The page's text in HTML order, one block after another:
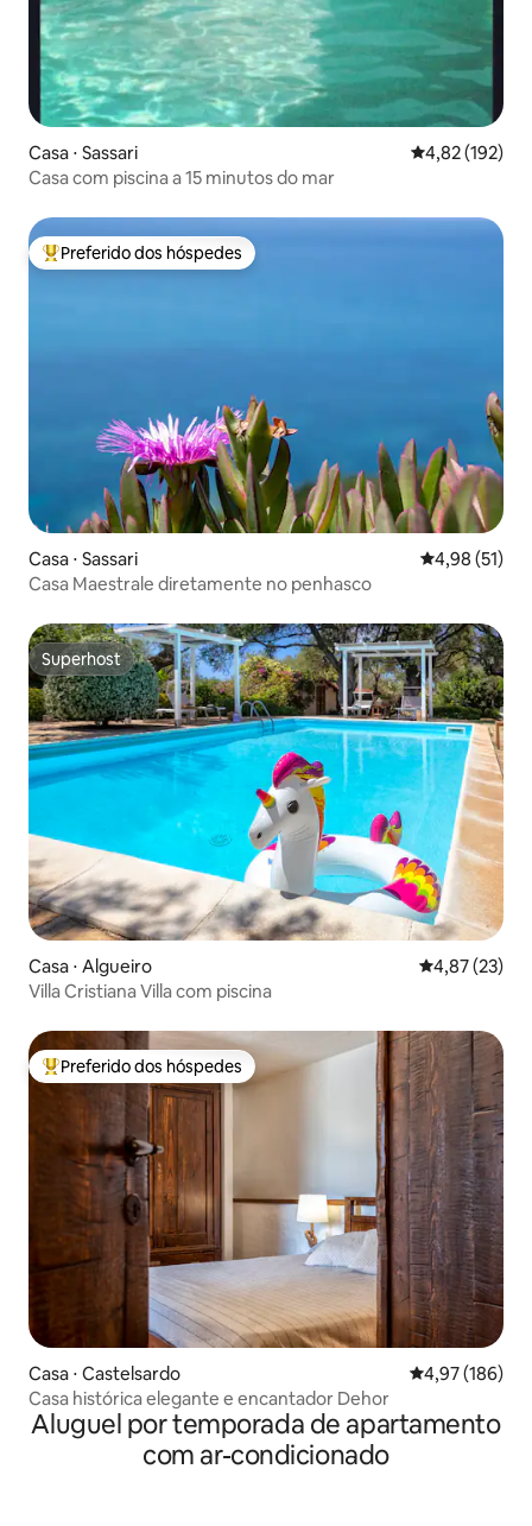
Casa ⋅ Sassari 4,82 de uma
4,82 (192)
Casa com piscina a 15 minutos do mar
Entre os melhores preferidos dos hóspedes
Preferido dos hóspedes
Casa ⋅ Sassari 4,98 de uma
4,98 (51)
Casa Maestrale diretamente no penhasco
Superhost
Superhost
Casa ⋅ Algueiro 4,87 de uma
4,87 (23)
Villa Cristiana Villa com piscina
Entre os melhores preferidos dos hóspedes
Preferido dos hóspedes
Casa ⋅ Castelsardo 4,97 de uma
4,97 (186)
Casa histórica elegante e encantador Dehor
Aluguel por temporada de apartamento
com ar-condicionado